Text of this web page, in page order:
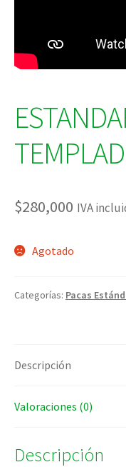
$280,000 IVA
Agotado
Categorías: Pacas
Descripción
Valoraciones (0)
Descripción